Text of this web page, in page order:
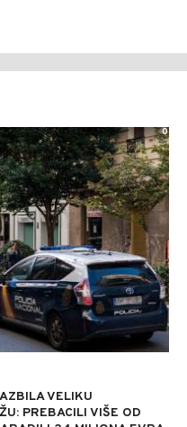
VELIKU
PREBACILI VIŠE OD
0